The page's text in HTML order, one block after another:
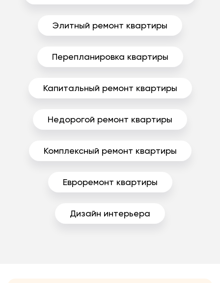
Элитный ремонт квартиры
Перепланировка квартиры
Капитальный ремонт квартиры
Недорогой ремонт квартиры
Комплексный ремонт квартиры
Евроремонт квартиры
Дизайн интерьера